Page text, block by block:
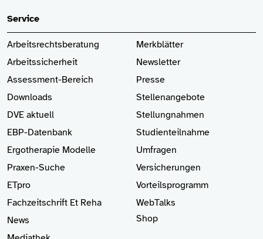
Service
Arbeitsrechtsberatung
Arbeitssicherheit
Assessment-Bereich
Downloads
DVE aktuell
EBP-Datenbank
Ergotherapie Modelle
Praxen-Suche
ETpro
Fachzeitschrift Et Reha
News
Merkblätter
Newsletter
Presse
Stellenangebote
Stellungnahmen
Studienteilnahme
Umfragen
Versicherungen
Vorteilsprogramm
WebTalks
Shop